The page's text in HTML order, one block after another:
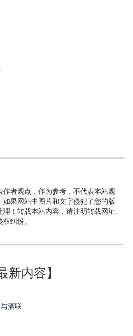
作者观点，作为参考，不代表本站观
如果网站中图片和文字侵犯了您的版
！转载本站内容，请注明转载网址、
纠纷。
新内容】
酒联